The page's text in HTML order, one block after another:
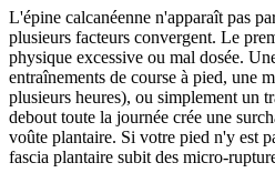
L'épine calcanéenne n'apparaît pas
plusieurs facteurs convergent. Le
physique excessive ou mal dosée.
entraînements de course à pied, une
plusieurs heures), ou simplement un
debout toute la journée crée une
voûte plantaire. Si votre pied n'y est
fascia plantaire subit des micro-